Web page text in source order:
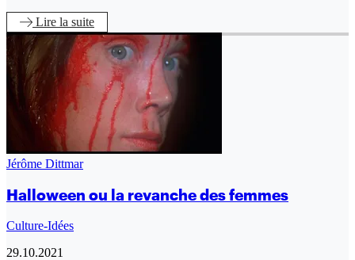
Lire la suite
Jérôme Dittmar
Halloween ou la revanche des femmes
Culture-Idées
29.10.2021